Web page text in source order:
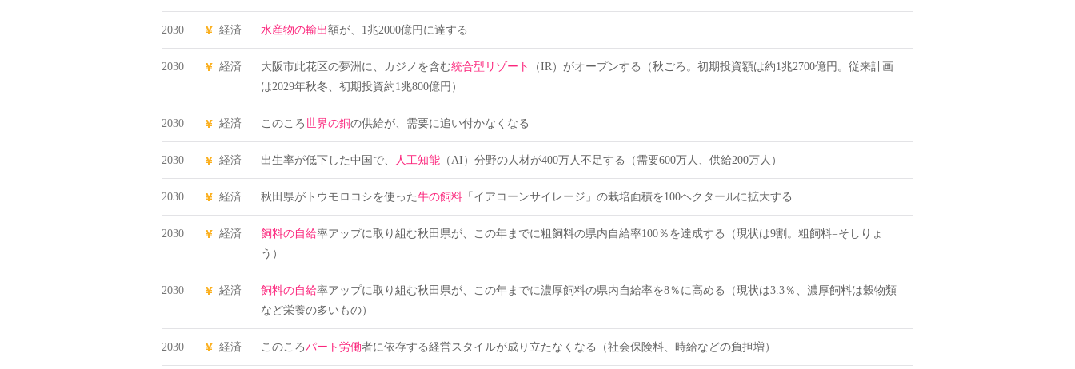
2030 経済 水産物の輸出額が、1兆2000億円に達する
2030 経済 大阪市此花区の夢洲に、カジノを含む統合型リゾート
（IR）がオープンする（秋ごろ。初期投資額は約1兆2700億円。従来計画
は2029年秋冬、初期投資約1兆800億円）
2030 経済 このころ世界の銅の供給が、需要に追い付かなくなる
2030 経済 出生率が低下した中国で、 人工知能 （AI）分野の人材が400万人不足する（需要600万人、供給200万人）
2030 経済 秋田県がトウモロコシを使った牛の飼料 「イアコーンサイレージ」の栽培面積を100ヘクタールに拡大する
2030 経済 飼料の自給率アップに取り組む秋田県が、この年までに粗飼料の県内自給率100％を達成する（現状は9割。粗飼料=そしりょ
う）
2030 経済 飼料の自給率アップに取り組む秋田県が、この年までに濃厚飼料の県内自給率を8％に高める（現状は3.3％、濃厚飼料は穀物類
など栄養の多いもの）
2030 経済 このころパート労働者に依存する経営スタイルが成り立たなくなる（社会保険料、時給などの負担増）